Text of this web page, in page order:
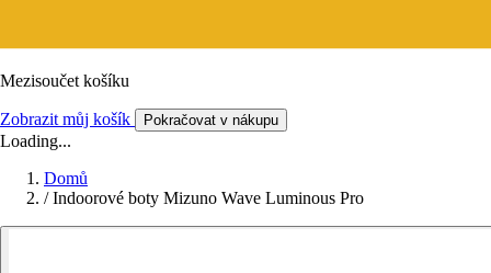
Mezisoučet košíku
Zobrazit můj košík Pokračovat v nákupu
Loading...
Domů
/ Indoorové boty Mizuno Wave Luminous Pro